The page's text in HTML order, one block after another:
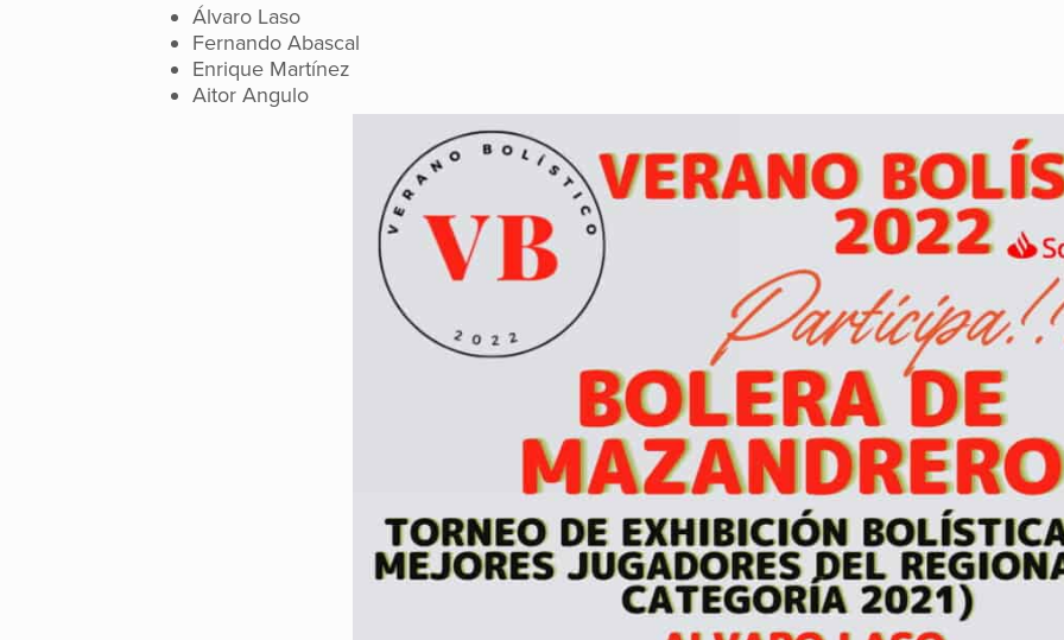
Álvaro Laso
Fernando Abascal
Enrique Martínez
Aitor Angulo